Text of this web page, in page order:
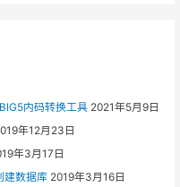
内码转换工具 2021年5月9日
年12月23日
年3月17日
建数据库 2019年3月16日